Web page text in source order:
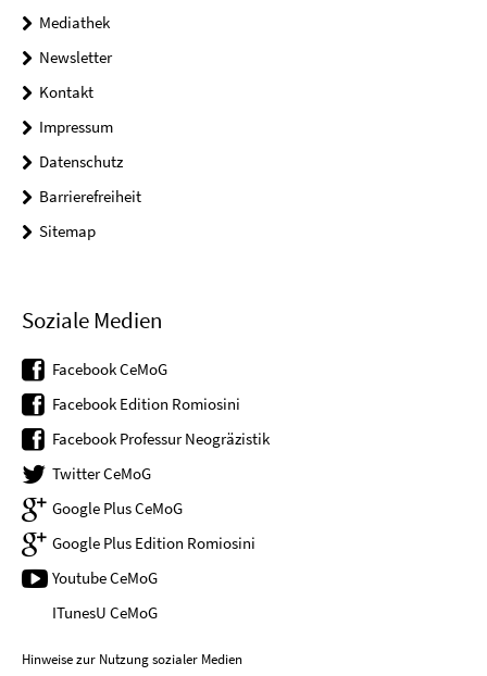
Mediathek
Newsletter
Kontakt
Impressum
Datenschutz
Barrierefreiheit
Sitemap
Soziale Medien
Facebook CeMoG
Facebook Edition Romiosini
Facebook Professur Neogräzistik
Twitter CeMoG
Google Plus CeMoG
Google Plus Edition Romiosini
Youtube CeMoG
ITunesU CeMoG
Hinweise zur Nutzung sozialer Medien